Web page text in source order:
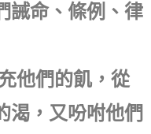
誡命、條例、律
他們的飢，從
渴，又吩咐他們